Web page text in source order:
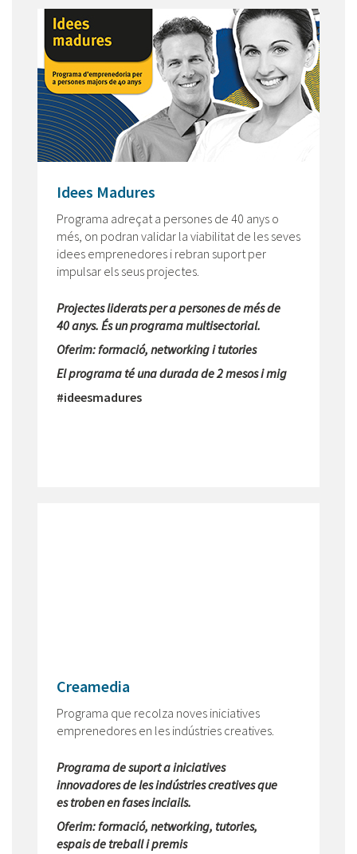
Idees Madures
Programa adreçat a persones de 40 anys o
més, on podran validar la viabilitat de les seves
idees emprenedores i rebran suport per
impulsar els seus projectes.
Projectes liderats per a persones de més de
40 anys. És un programa multisectorial.
Oferim: formació, networking i tutories
El programa té una durada de 2 mesos i mig
#ideesmadures
Creamedia
Programa que recolza noves iniciatives
emprenedores en les indústries creatives.
Programa de suport a iniciatives
innovadores de les indústries creatives que
es troben en fases inciails.
Oferim: formació, networking, tutories,
espais de treball i premis